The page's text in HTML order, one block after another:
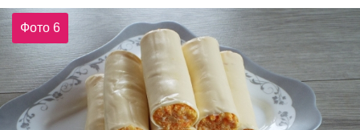
Фото 6